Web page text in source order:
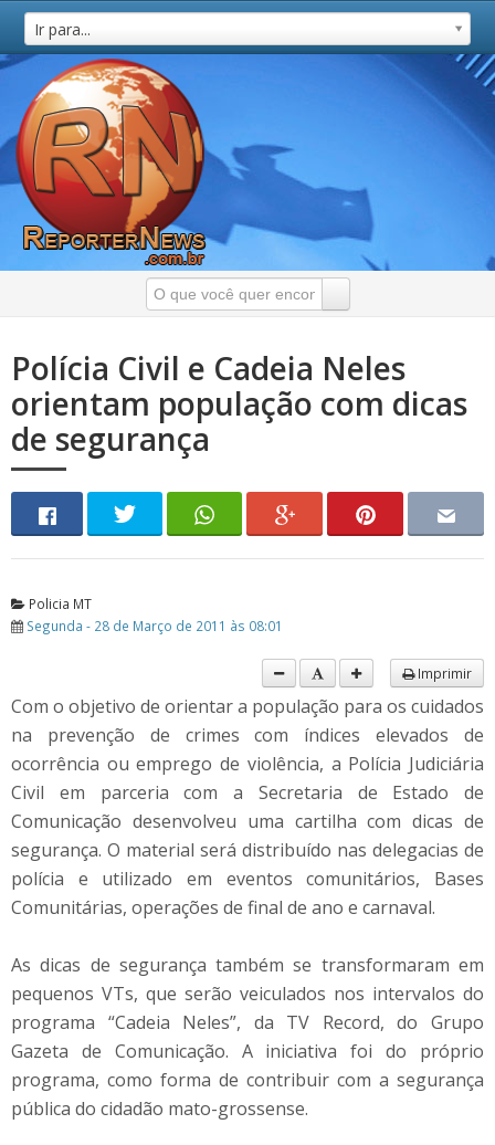
Ir para...
Polícia Civil e Cadeia Neles
orientam população com dicas
de segurança
Policia MT
Segunda - 28 de Março de 2011 às 08:01
Imprimir
Com o objetivo de orientar a população para os cuidados
na prevenção de crimes com índices elevados de
ocorrência ou emprego de violência, a Polícia Judiciária
Civil em parceria com a Secretaria de Estado de
Comunicação desenvolveu uma cartilha com dicas de
segurança. O material será distribuído nas delegacias de
polícia e utilizado em eventos comunitários, Bases
Comunitárias, operações de final de ano e carnaval.
As dicas de segurança também se transformaram em
pequenos VTs, que serão veiculados nos intervalos do
programa “Cadeia Neles”, da TV Record, do Grupo
Gazeta de Comunicação. A iniciativa foi do próprio
programa, como forma de contribuir com a segurança
pública do cidadão mato-grossense.